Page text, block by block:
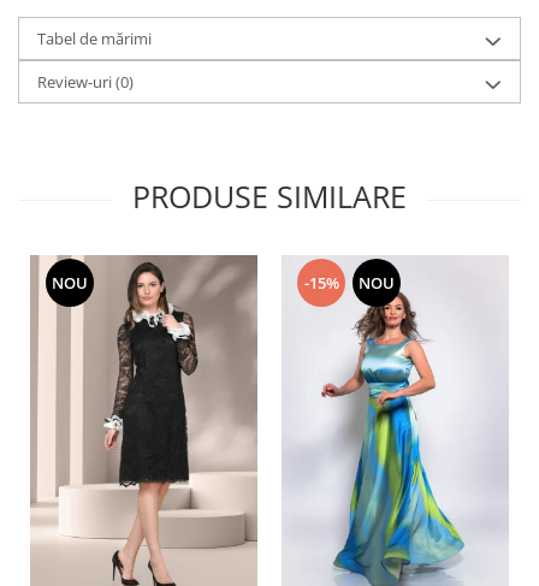
Tabel de mărimi
Review-uri(0)
PRODUSE SIMILARE
NOU -15% NOU